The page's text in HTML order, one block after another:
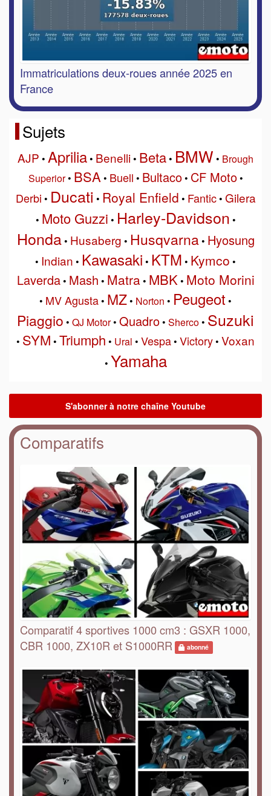
Immatriculations deux-roues année 2025 en
France
Sujets
AJP • Aprilia• Benelli• Beta• BMW • Brough
Superior• BSA• Buell • Bultaco• CF Moto•
Derbi • Ducati • Royal Enfield • Fantic• Gilera
• Moto Guzzi • Harley-Davidson •
Honda• Husaberg • Husqvarna• Hyosung
• Indian • Kawasaki • KTM • Kymco •
Laverda• Mash • Matra• MBK• Moto Morini
• MV Agusta• MZ• Norton • Peugeot •
Piaggio • QJ Motor• Quadro• Sherco• Suzuki
• SYM • Triumph • Ural • Vespa• Victory• Voxan
• Yamaha
Comparatifs
Comparatif 4 sportives 1000 cm3 : GSXR 1000,
CBR 1000, ZX10R et S1000RR
abonné